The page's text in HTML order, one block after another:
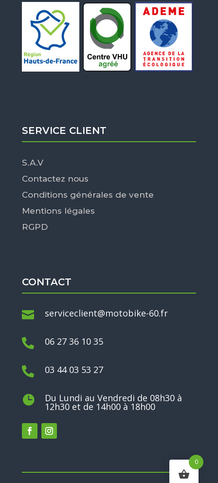
SERVICE CLIENT
S.A.V
Contactez nous
Conditions générales de vente
Mentions légales
RGPD
CONTACT
 serviceclient@motobike-60.fr
 06 27 36 10 35
 03 44 03 53 27
 Du Lundi au Vendredi de 08h30 à
12h30 et de 14h00 à 18h00
0